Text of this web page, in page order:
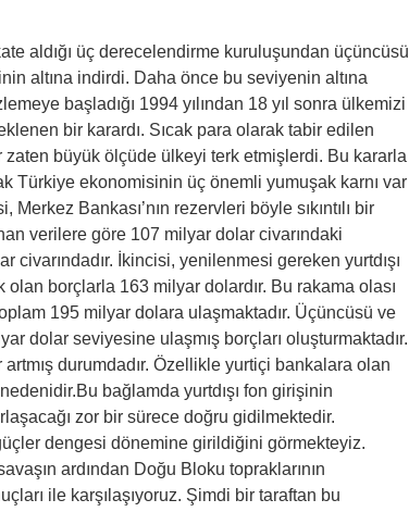
aldığı üç derecelendirme kuruluşundan üçüncüsü
altına indirdi. Daha önce bu seviyenin altına
başladığı 1994 yılından 18 yıl sonra ülkemizi
bir karardı. Sıcak para olarak tabir edilen
zaten büyük ölçüde ülkeyi terk etmişlerdi. Bu kararla
Türkiye ekonomisinin üç önemli yumuşak karnı var
Bankası’nın rezervleri böyle sıkıntılı bir
verilere göre 107 milyar dolar civarındaki
İkincisi, yenilenmesi gereken yurtdışı
borçlarla 163 milyar dolardır. Bu rakama olası
195 milyar dolara ulaşmaktadır. Üçüncüsü ve
dolar seviyesine ulaşmış borçları oluşturmaktadır.
durumdadır. Özellikle yurtiçi bankalara olan
bağlamda yurtdışı fon girişinin
zor bir sürece doğru gidilmektedir.
dengesi dönemine girildiğini görmekteyiz.
ardından Doğu Bloku topraklarının
ile karşılaşıyoruz. Şimdi bir taraftan bu